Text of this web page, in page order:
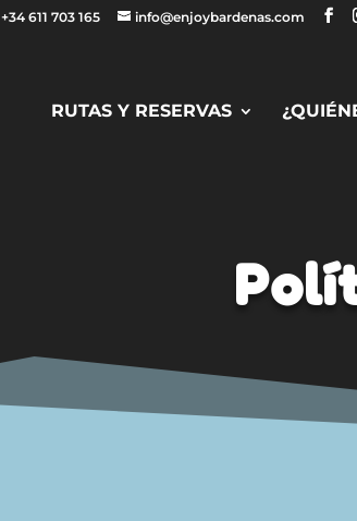
+34 611 703 165 info@enjoybardenas.com
RUTAS Y RESERVAS